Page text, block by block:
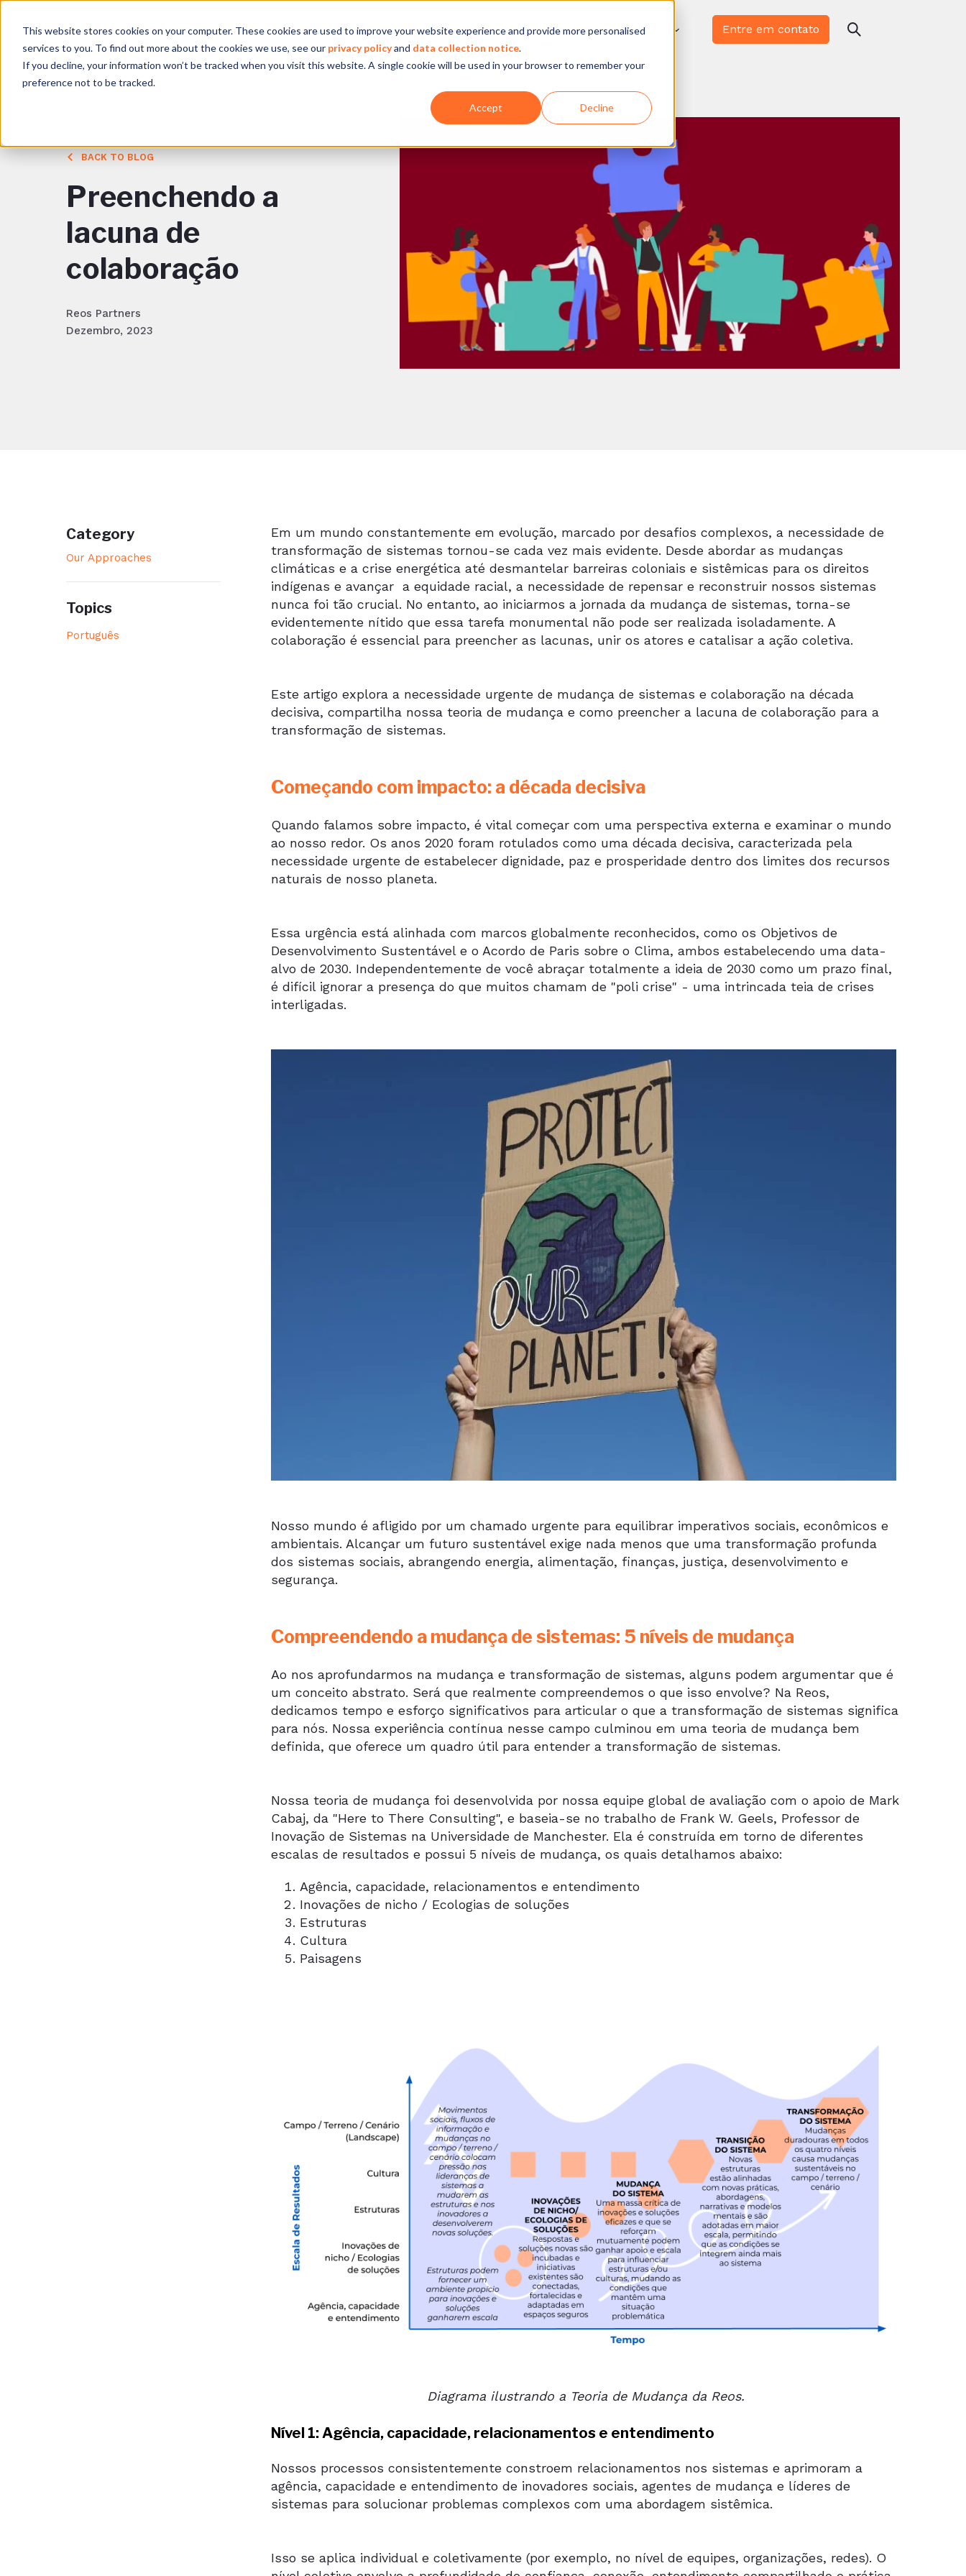
This website stores cookies on your computer. These cookies are used to improve your website experience and provide more personalised
services to you. To find out more about the cookies we use, see our privacy policyand data collection notice.
If you decline, your information won’t be tracked when you visit this website. A single cookie will be used in your browser to remember your
preference not to be tracked.
Accept Decline
Empresa Nossa atuação O que fazemos Insights Entre em contato
BACK TO BLOG
Preenchendo a
lacuna de
colaboração
Reos Partners
Dezembro, 2023
Category
Our Approaches
Topics
Português
Em um mundo constantemente em evolução, marcado por desafios complexos, a necessidade de
transformação de sistemas tornou-se cada vez mais evidente. Desde abordar as mudanças
climáticas e a crise energética até desmantelar barreiras coloniais e sistêmicas para os direitos
indígenas e avançar a equidade racial, a necessidade de repensar e reconstruir nossos sistemas
nunca foi tão crucial. No entanto, ao iniciarmos a jornada da mudança de sistemas, torna-se
evidentemente nítido que essa tarefa monumental não pode ser realizada isoladamente. A
colaboração é essencial para preencher as lacunas, unir os atores e catalisar a ação coletiva.
Este artigo explora a necessidade urgente de mudança de sistemas e colaboração na década
decisiva, compartilha nossa teoria de mudança e como preencher a lacuna de colaboração para a
transformação de sistemas.
Começando com impacto: a década decisiva
Quando falamos sobre impacto, é vital começar com uma perspectiva externa e examinar o mundo
ao nosso redor. Os anos 2020 foram rotulados como uma década decisiva, caracterizada pela
necessidade urgente de estabelecer dignidade, paz e prosperidade dentro dos limites dos recursos
naturais de nosso planeta.
Essa urgência está alinhada com marcos globalmente reconhecidos, como os Objetivos de
Desenvolvimento Sustentável e o Acordo de Paris sobre o Clima, ambos estabelecendo uma data-
alvo de 2030. Independentemente de você abraçar totalmente a ideia de 2030 como um prazo final,
é difícil ignorar a presença do que muitos chamam de "poli crise" - uma intrincada teia de crises
interligadas.
Nosso mundo é afligido por um chamado urgente para equilibrar imperativos sociais, econômicos e
ambientais. Alcançar um futuro sustentável exige nada menos que uma transformação profunda
dos sistemas sociais, abrangendo energia, alimentação, finanças, justiça, desenvolvimento e
segurança.
Compreendendo a mudança de sistemas: 5 níveis de mudança
Ao nos aprofundarmos na mudança e transformação de sistemas, alguns podem argumentar que é
um conceito abstrato. Será que realmente compreendemos o que isso envolve? Na Reos,
dedicamos tempo e esforço significativos para articular o que a transformação de sistemas significa
para nós. Nossa experiência contínua nesse campo culminou em uma teoria de mudança bem
definida, que oferece um quadro útil para entender a transformação de sistemas.
Nossa teoria de mudança foi desenvolvida por nossa equipe global de avaliação com o apoio de Mark
Cabaj, da "Here to There Consulting", e baseia-se no trabalho de Frank W. Geels, Professor de
Inovação de Sistemas na Universidade de Manchester. Ela é construída em torno de diferentes
escalas de resultados e possui 5 níveis de mudança, os quais detalhamos abaixo:
Agência, capacidade, relacionamentos e entendimento
Inovações de nicho / Ecologias de soluções
Estruturas
Cultura
Paisagens
Diagrama ilustrando a Teoria de Mudança da Reos.
Nível 1: Agência, capacidade, relacionamentos e entendimento
Nossos processos consistentemente constroem relacionamentos nos sistemas e aprimoram a
agência, capacidade e entendimento de inovadores sociais, agentes de mudança e líderes de
sistemas para solucionar problemas complexos com uma abordagem sistêmica.
Isso se aplica individual e coletivamente (por exemplo, no nível de equipes, organizações, redes). O